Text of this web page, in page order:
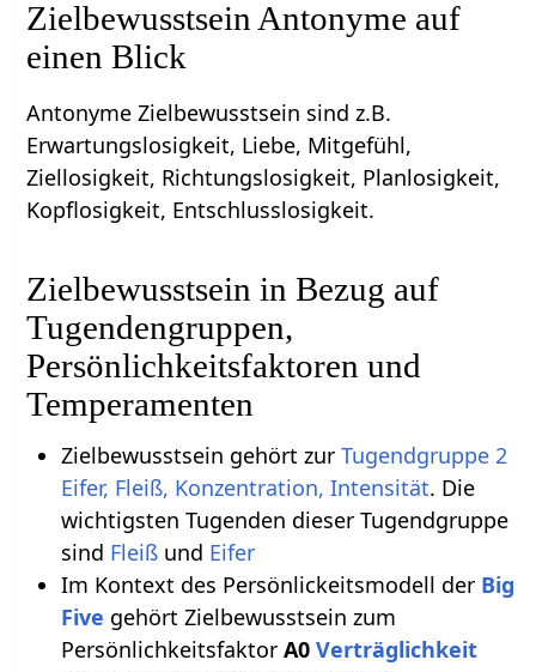
Zielbewusstsein Antonyme auf
einen Blick
Antonyme Zielbewusstsein sind z.B.
Erwartungslosigkeit, Liebe, Mitgefühl,
Ziellosigkeit, Richtungslosigkeit, Planlosigkeit,
Kopflosigkeit, Entschlusslosigkeit.
Zielbewusstsein in Bezug auf
Tugendengruppen,
Persönlichkeitsfaktoren und
Temperamenten
Zielbewusstsein gehört zur Tugendgruppe 2
Eifer, Fleiß, Konzentration, Intensität. Die
wichtigsten Tugenden dieser Tugendgruppe
sind Fleißund Eifer
Im Kontext des Persönlickeitsmodell der Big
Five gehört Zielbewusstsein zum
Persönlichkeitsfaktor A0 Verträglichkeit